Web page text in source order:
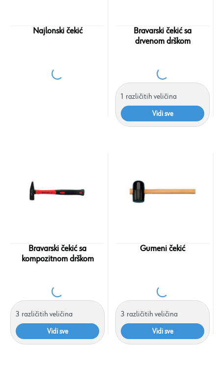
Najlonski čekić
Bravarski čekić sa
drvenom drškom
1 različitih veličina
Vidi sve
Bravarski čekić sa
kompozitnom drškom
3 različitih veličina
Vidi sve
Gumeni čekić
3 različitih veličina
Vidi sve